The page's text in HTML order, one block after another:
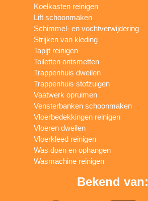
Koelkasten reinigen
Lift schoonmaken
Schimmel- en vochtverwijdering
Strijken van kleding
Tapijt reinigen
Toiletten ontsmetten
Trappenhuis dweilen
Trappenhuis stofzuigen
Vaatwerk opruimen
Vensterbanken schoonmaken
Vloerbedekkingen reinigen
Vloeren dweilen
Vloerkleed reinigen
Was doen en ophangen
Wasmachine reinigen
Bekend van: